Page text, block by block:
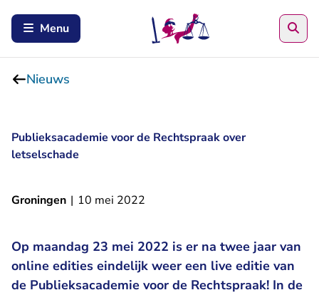
Menu
Nieuws
Publieksacademie voor de Rechtspraak over
letselschade
Groningen | 10 mei 2022
Op maandag 23 mei 2022 is er na twee jaar van
online edities eindelijk weer een live editie van
de Publieksacademie voor de Rechtspraak! In de